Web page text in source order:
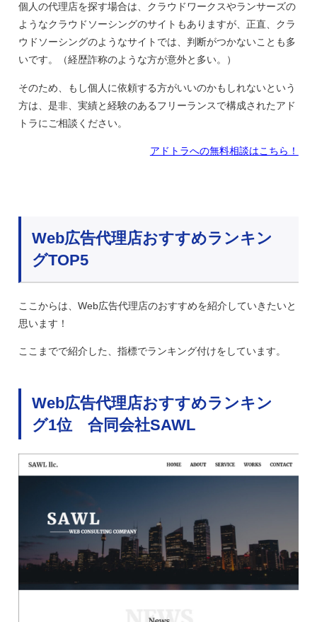
個人の代理店を探す場合は、クラウドワークスやランサーズの
ようなクラウドソーシングのサイトもありますが、正直、クラ
ウドソーシングのようなサイトでは、判断がつかないことも多
いです。（経歴詐称のような方が意外と多い。）
そのため、もし個人に依頼する方がいいのかもしれないという
方は、是非、実績と経験のあるフリーランスで構成されたアド
トラにご相談ください。
アドトラへの無料相談はこちら！
Web広告代理店おすすめランキン
グTOP5
ここからは、Web広告代理店のおすすめを紹介していきたいと
思います！
ここまでで紹介した、指標でランキング付けをしています。
Web広告代理店おすすめランキン
グ1位 合同会社SAWL